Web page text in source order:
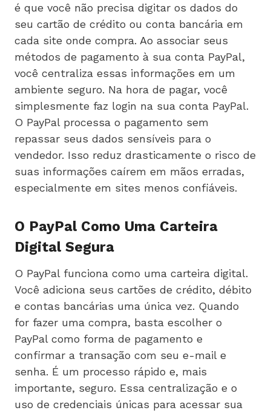
é que você não precisa digitar os dados do
seu cartão de crédito ou conta bancária em
cada site onde compra. Ao associar seus
métodos de pagamento à sua conta PayPal,
você centraliza essas informações em um
ambiente seguro. Na hora de pagar, você
simplesmente faz login na sua conta PayPal.
O PayPal processa o pagamento sem
repassar seus dados sensíveis para o
vendedor. Isso reduz drasticamente o risco de
suas informações caírem em mãos erradas,
especialmente em sites menos confiáveis.
O PayPal Como Uma Carteira
Digital Segura
O PayPal funciona como uma carteira digital.
Você adiciona seus cartões de crédito, débito
e contas bancárias uma única vez. Quando
for fazer uma compra, basta escolher o
PayPal como forma de pagamento e
confirmar a transação com seu e-mail e
senha. É um processo rápido e, mais
importante, seguro. Essa centralização e o
uso de credenciais únicas para acessar sua